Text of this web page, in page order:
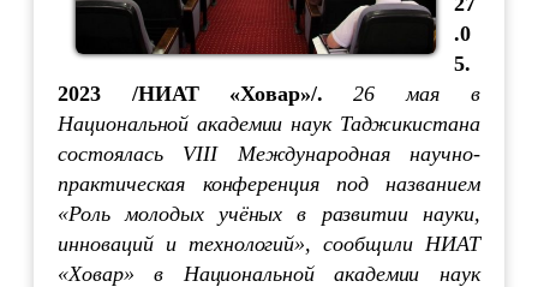
.0
5.
2023 /НИАТ «Ховар»/.
26 мая в
Национальной академии наук Таджикистана
состоялась VIII Международная научно-
практическая конференция под названием
«Роль молодых учёных в развитии науки,
инноваций и технологий», сообщили НИАТ
«Ховар» в Национальной академии наук